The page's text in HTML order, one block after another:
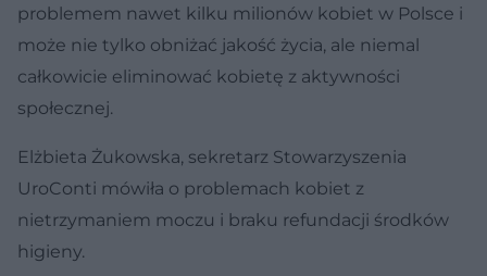
problemem nawet kilku milionów kobiet w Polsce i
może nie tylko obniżać jakość życia, ale niemal
całkowicie eliminować kobietę z aktywności
społecznej.
Elżbieta Żukowska, sekretarz Stowarzyszenia
UroConti mówiła o problemach kobiet z
nietrzymaniem moczu i braku refundacji środków
higieny.